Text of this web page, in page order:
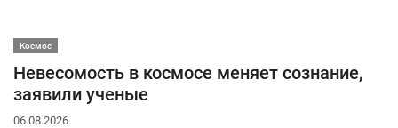
Космос
Невесомость в космосе меняет сознание,
заявили ученые
06.08.2026